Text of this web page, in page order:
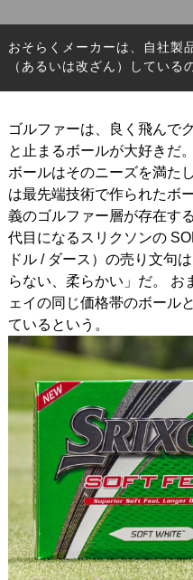
おそらくメーカーは、自社製
（あるいは改ざん）している
ゴルファーは、良く飛んで
と止まるボールが大好きだ
ボールはそのニーズを満た
は最先端技術で作られたボ
義のゴルファー層が存在す
代目になるスリクソンの
ドル / ダース）の売り文句
らない、柔らかい」だ。 お
ェイの同じ価格帯のボール
ているという。
FAIRWAY WOODS フェア
HYBRIDS ハイブリッド
IRONS アイアン
WEDGES ウェッジ
PUTTERS パター
OTHER その他
Editor’s Picks 編集部のお
Our Team
Our Mission 私たちの使命
ABOUT US